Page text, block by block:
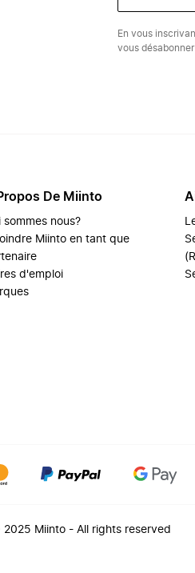
En vous
vous
De Miinto
sommes nous?
Miinto en tant que
d'emploi
Miinto - All rights reserved